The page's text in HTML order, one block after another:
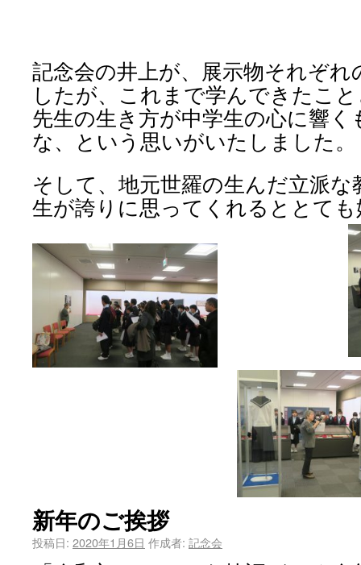
記念会の井上が、展示物それぞ
したが、これまで学んできたこ
先生の生き方が中学生の心に響
な、という思いがいたしました。
そして、地元世羅の生んだ立派な
生が誇りに思ってくれるととて
新年のご挨拶
投稿日: 2020年1月6日 作成者: 記念会